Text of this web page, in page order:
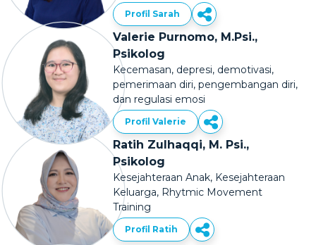
Profil Sarah
Valerie Purnomo, M.Psi.,
Psikolog
Kecemasan, depresi, demotivasi,
pemerimaan diri, pengembangan diri,
dan regulasi emosi
Profil Valerie
Ratih Zulhaqqi, M. Psi.,
Psikolog
Kesejahteraan Anak, Kesejahteraan
Keluarga, Rhytmic Movement
Training
Profil Ratih